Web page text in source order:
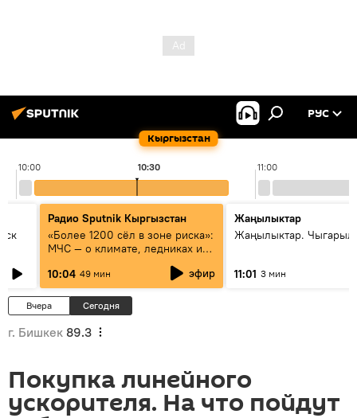
Кыргызстан
РУС
10:00 11:00
10:30
Радио Sputnik Кыргызстан
«Более 1200 сёл в зоне риска»:
МЧС — о климате, ледниках и
населения
10:04 49 мин эфир
Жаңылыктар
Жаңылыктар.
11:01 3 мин
Вчера Сегодня
г. Бишкек 89.3
Покупка линейного
ускорителя. На что пойдут